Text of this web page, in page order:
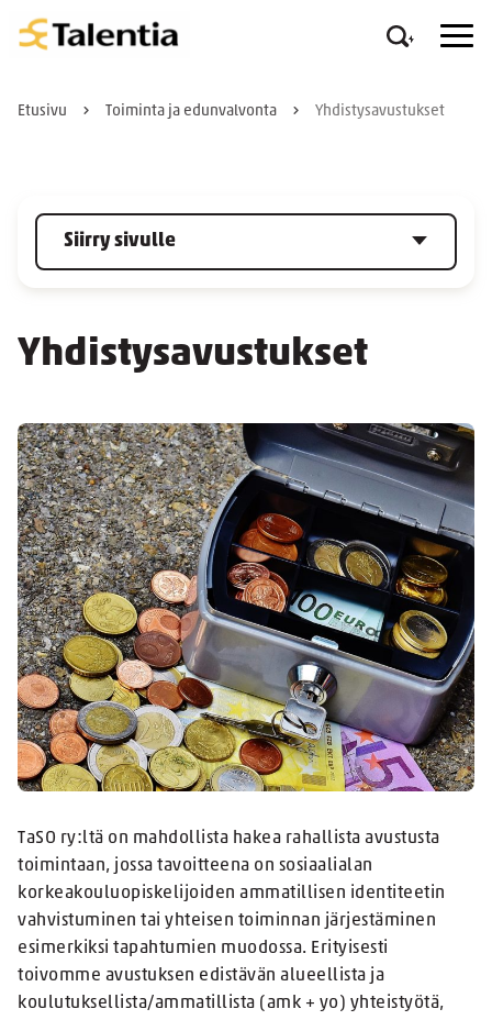
Etusivu Toiminta ja edunvalvonta Yhdistysavustukset
Siirry sivulle
Yhdistysavustukset
TaSO ry:ltä on mahdollista hakea rahallista avustusta
toimintaan, jossa tavoitteena on sosiaalialan
korkeakouluopiskelijoiden ammatillisen identiteetin
vahvistuminen tai yhteisen toiminnan järjestäminen
esimerkiksi tapahtumien muodossa. Erityisesti
toivomme avustuksen edistävän alueellista ja
koulutuksellista/ammatillista (amk + yo) yhteistyötä,